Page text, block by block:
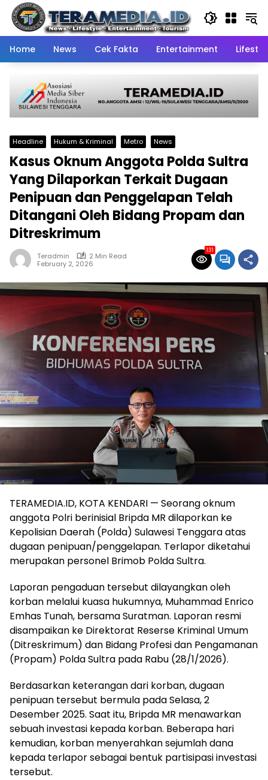
Skip
content
Home
News Cek Fakta Entertainment
Headline Hukum & Kriminal Metro News
Kasus Oknum Anggota Polda Sultra
Yang Dilaporkan Terkait Dugaan
Penipuan dan Penggelapan Telah
Ditangani Oleh Bidang Propam dan
Ditreskrimum
Teradmin
2 Min Read
February 2, 2026
131
TERAMEDIA.ID, KOTA KENDARI — Seorang oknum
anggota Polri berinisial Bripda MR dilaporkan ke
Kepolisian Daerah (Polda) Sulawesi Tenggara atas
dugaan penipuan/penggelapan. Terlapor diketahui
merupakan personel Brimob Polda Sultra.
Laporan pengaduan tersebut dilayangkan oleh
korban melalui kuasa hukumnya, Muhammad Enrico
Emhas Tunah, bersama Suratman. Laporan resmi
disampaikan ke Direktorat Reserse Kriminal Umum
(Ditreskrimum) dan Bidang Profesi dan Pengamanan
(Propam) Polda Sultra pada Rabu (28/1/2026).
Berdasarkan keterangan dari korban, dugaan
penipuan tersebut bermula pada Selasa, 2
Desember 2025. Saat itu, Bripda MR menawarkan
sebuah investasi kepada korban. Beberapa hari
kemudian, korban menyerahkan sejumlah dana
kepada terlapor sebagai bentuk partisipasi investasi
tersebut.